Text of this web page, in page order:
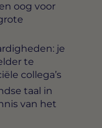
oog voor
je
te
collega’s
taal in
van het